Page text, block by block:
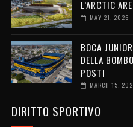
L’ARCTIC
MAY 21, 2026
BOCA
DELLA
POSTI
MARCH 15,
DIRITTO SPORTIVO